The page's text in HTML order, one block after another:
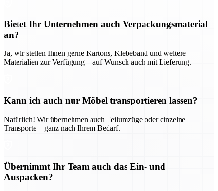
Bietet Ihr Unternehmen auch Verpackungsmaterial
an?
Ja, wir stellen Ihnen gerne Kartons, Klebeband und weitere
Materialien zur Verfügung – auf Wunsch auch mit Lieferung.
Kann ich auch nur Möbel transportieren lassen?
Natürlich! Wir übernehmen auch Teilumzüge oder einzelne
Transporte – ganz nach Ihrem Bedarf.
Übernimmt Ihr Team auch das Ein- und
Auspacken?